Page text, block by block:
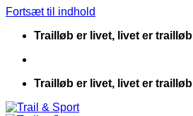
Fortsæt til indhold
Trailløb er livet, livet er trailløb
Trailløb er livet, livet er trailløb